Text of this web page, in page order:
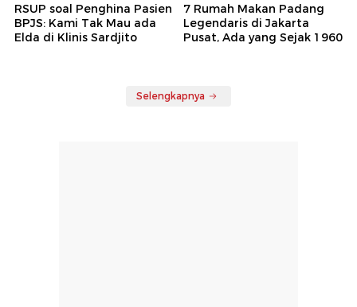
RSUP soal Penghina Pasien
BPJS: Kami Tak Mau ada
Elda di Klinis Sardjito
7 Rumah Makan Padang
Legendaris di Jakarta
Pusat, Ada yang Sejak 1960
Selengkapnya